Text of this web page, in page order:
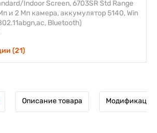
Indoor Screen, 6703SR Std Range
и 2 Мп камера, аккумулятор 5140, Win
Bluetooth)
(21)
Описание товара Модификации